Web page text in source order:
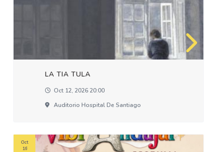
LA TIA TULA
Oct 12, 2026 20:00
Auditorio Hospital De Santiago
Oct
16